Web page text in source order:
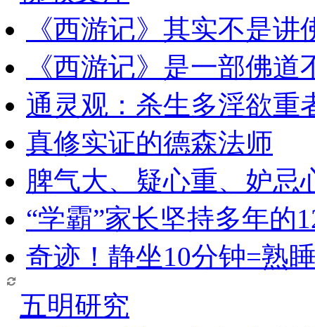
《西游记》其实不是
《西游记》是一部佛
通灵观：杀生多淫欲重
真修实证的德森法师
脾气大、疑心重、妒忌
“学霸”家长坚持多年的
奇迹！静坐10分钟=熟
五明研究